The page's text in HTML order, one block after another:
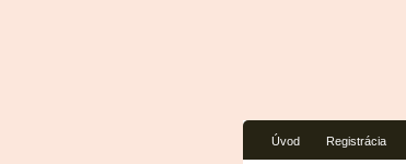
Úvod Registrácia